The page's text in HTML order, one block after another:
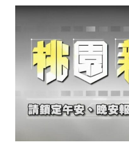
傑）、bazak(曾健安)、
俊憲)、Calaw Opic (丁至 …